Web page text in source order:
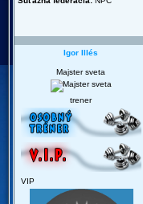
Igor Illés
Majster sveta
trener
VIP